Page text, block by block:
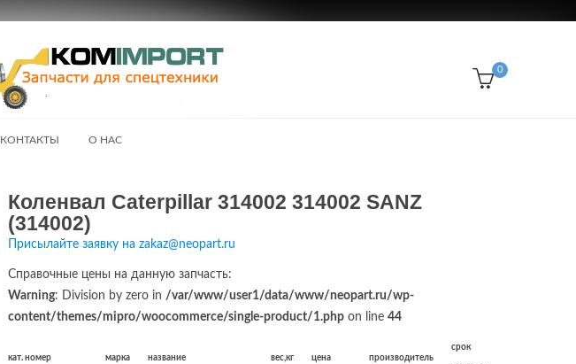
0
КОНТАКТЫ О НАС
Коленвал Caterpillar 314002 314002 SANZ
(314002)
Присылайте заявку на zakaz@neopart.ru
Справочные цены на данную запчасть:
Warning: Division by zero in /var/www/user1/data/www/neopart.ru/wp-
content/themes/mipro/woocommerce/single-product/1.php on line 44
кат. номер марка название вес,кг цена производитель
срок